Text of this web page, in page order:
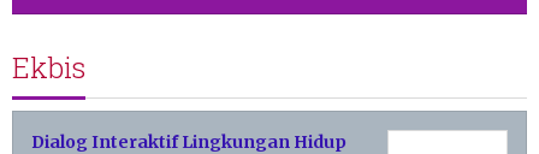
Ekbis
Dialog Interaktif Lingkungan Hidup